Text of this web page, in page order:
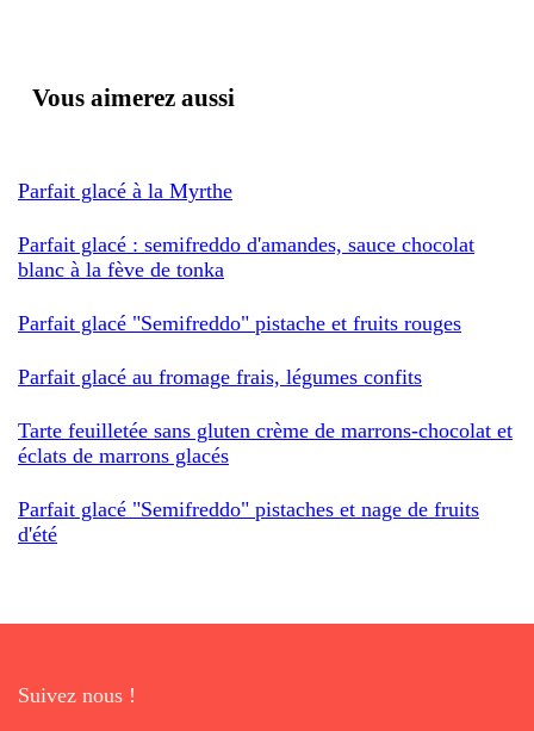
Vous aimerez aussi
Parfait glacé à la Myrthe
Parfait glacé : semifreddo d'amandes, sauce chocolat
blanc à la fève de tonka
Parfait glacé "Semifreddo" pistache et fruits rouges
Parfait glacé au fromage frais, légumes confits
Tarte feuilletée sans gluten crème de marrons-chocolat et
éclats de marrons glacés
Parfait glacé "Semifreddo" pistaches et nage de fruits
d'été
Suivez nous !